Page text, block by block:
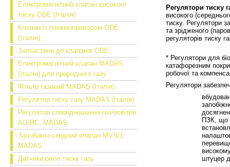
Електромагнітний клапан високого
тиску ODE (Італія)
Клапан із пневмоприводом ODE
(Італія)
Запчастини до клапанів ODE
Електромагнітний клапан MADAS
(Італія) для природного газу
Фільтр газовий MADAS (Італія)
Регулятор тиску газу MADAS (Італія)
Регулятор співвідношення газ/повітря
AG/RC, MADAS
Запобіжно-скидний клапан MVS/1
MADAS
Датчики-реле тиску газу
Регулятори тиску
високого
тиску. Регулятори
та зрідженого
регуляторів тиску
* Регулятори для
катафорезним
робочої та
Регулятори
ПЗК, що
штуцер